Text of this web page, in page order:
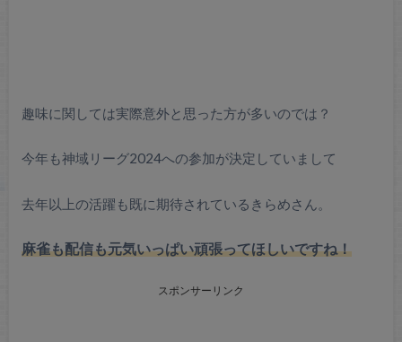
趣味に関しては実際意外と思った方が多いのでは？
今年も神域リーグ2024への参加が決定していまして
去年以上の活躍も既に期待されているきらめさん。
麻雀も配信も元気いっぱい頑張ってほしいですね！
スポンサーリンク